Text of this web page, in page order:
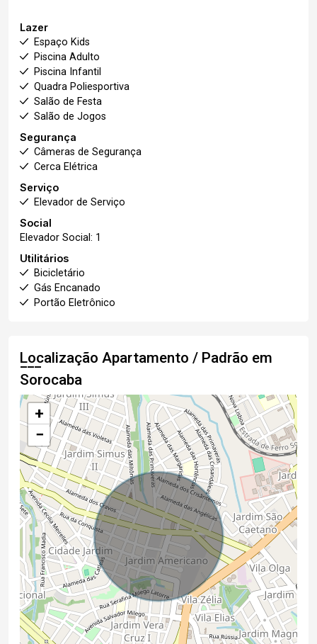
Lazer
Espaço Kids
Piscina Adulto
Piscina Infantil
Quadra Poliesportiva
Salão de Festa
Salão de Jogos
Segurança
Câmeras de Segurança
Cerca Elétrica
Serviço
Elevador de Serviço
Social
Elevador Social: 1
Utilitários
Bicicletário
Gás Encanado
Portão Eletrônico
Localização Apartamento / Padrão em
Sorocaba
+
−